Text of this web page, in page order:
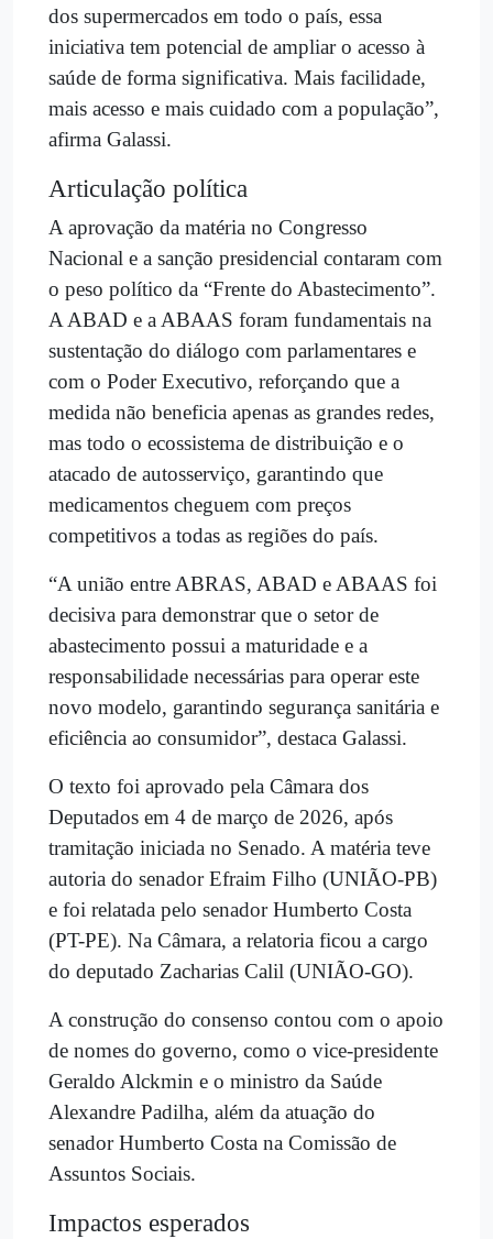
dos supermercados em todo o país, essa
iniciativa tem potencial de ampliar o acesso à
saúde de forma significativa. Mais facilidade,
mais acesso e mais cuidado com a população”,
afirma Galassi.
Articulação política
A aprovação da matéria no Congresso
Nacional e a sanção presidencial contaram com
o peso político da “Frente do Abastecimento”.
A ABAD e a ABAAS foram fundamentais na
sustentação do diálogo com parlamentares e
com o Poder Executivo, reforçando que a
medida não beneficia apenas as grandes redes,
mas todo o ecossistema de distribuição e o
atacado de autosserviço, garantindo que
medicamentos cheguem com preços
competitivos a todas as regiões do país.
“A união entre ABRAS, ABAD e ABAAS foi
decisiva para demonstrar que o setor de
abastecimento possui a maturidade e a
responsabilidade necessárias para operar este
novo modelo, garantindo segurança sanitária e
eficiência ao consumidor”, destaca Galassi.
O texto foi aprovado pela Câmara dos
Deputados em 4 de março de 2026, após
tramitação iniciada no Senado. A matéria teve
autoria do senador Efraim Filho (UNIÃO-PB)
e foi relatada pelo senador Humberto Costa
(PT-PE). Na Câmara, a relatoria ficou a cargo
do deputado Zacharias Calil (UNIÃO-GO).
A construção do consenso contou com o apoio
de nomes do governo, como o vice-presidente
Geraldo Alckmin e o ministro da Saúde
Alexandre Padilha, além da atuação do
senador Humberto Costa na Comissão de
Assuntos Sociais.
Impactos esperados